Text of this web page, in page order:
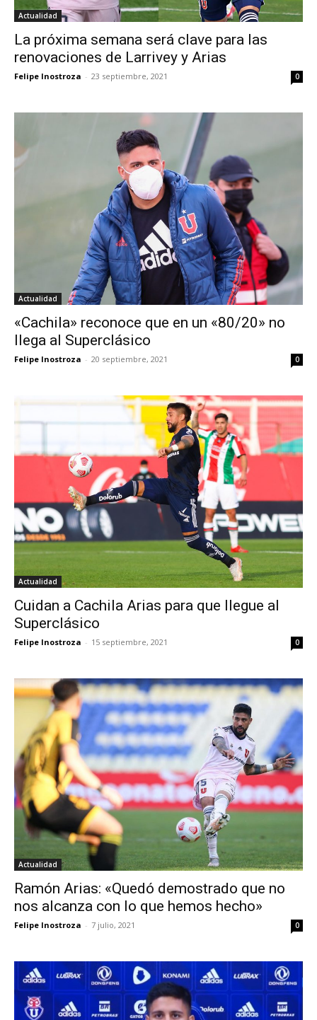
Actualidad
La próxima semana será clave para las
renovaciones de Larrivey y Arias
Felipe Inostroza - 23 septiembre, 2021 0
Actualidad
«Cachila» reconoce que en un «80/20» no
llega al Superclásico
Felipe Inostroza - 20 septiembre, 2021 0
Actualidad
Cuidan a Cachila Arias para que llegue al
Superclásico
Felipe Inostroza - 15 septiembre, 2021 0
Actualidad
Ramón Arias: «Quedó demostrado que no
nos alcanza con lo que hemos hecho»
Felipe Inostroza - 7 julio, 2021 0